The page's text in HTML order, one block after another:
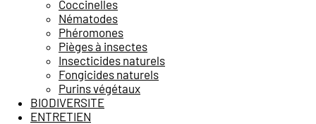
Coccinelles
Nématodes
Phéromones
Pièges à insectes
Insecticides naturels
Fongicides naturels
Purins végétaux
BIODIVERSITE
ENTRETIEN